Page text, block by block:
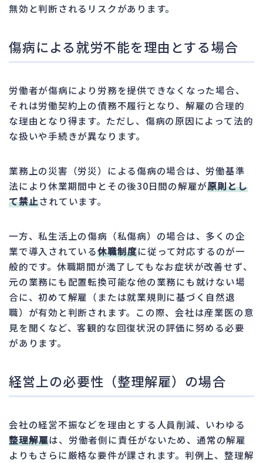
無効と判断されるリスクがあります。
傷病による就労不能を理由とする場合
労働者が傷病により労務を提供できなくなった場合、
それは労働契約上の債務不履行となり、解雇の合理的
な理由となり得ます。ただし、傷病の原因によって法的
な扱いや手続きが異なります。
業務上の災害（労災）による傷病の場合は、労働基準
法により休業期間中とその後30日間の解雇が原則とし
て禁止されています。
一方、私生活上の傷病（私傷病）の場合は、多くの企
業で導入されている休職制度に従って対応するのが一
般的です。休職期間が満了してもなお症状が改善せず、
元の業務にも配置転換可能な他の業務にも就けない場
合に、初めて解雇（または就業規則に基づく自然退
職）が有効と判断されます。この際、会社は産業医の意
見を聞くなど、客観的な回復状況の評価に努める必要
があります。
経営上の必要性（整理解雇）の場合
会社の経営不振などを理由とする人員削減、いわゆる
整理解雇は、労働者側に責任がないため、通常の解雇
よりもさらに厳格な要件が課されます。判例上、整理解